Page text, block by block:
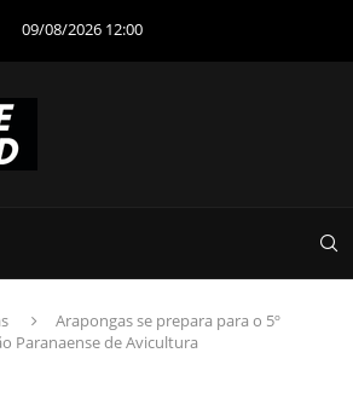
09/08/2026 12:00
Arapongas se prepara para o 5º
Paranaense de Avicultura